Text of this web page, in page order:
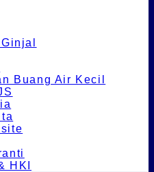
Buang Air Kecil
HKI